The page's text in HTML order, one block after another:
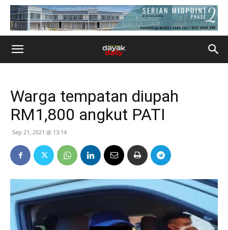
Warga tempatan diupah
RM1,800 angkut PATI
Sep 21, 2021 @ 13:14